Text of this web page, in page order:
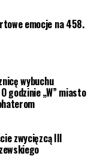
emocje na 458.
wybuchu
godzinie „W” miasto
zwycięzcą III